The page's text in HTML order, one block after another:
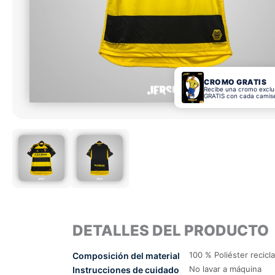
CROMO GRATIS
Recibe una cromo
GRATIS con cada
DETALLES DEL PRODUCTO
Composición del material 100 % Poliéster
Instrucciones de cuidado No lavar a máquina